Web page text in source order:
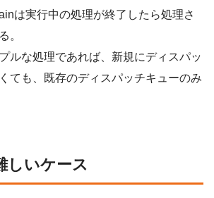
は実行中の処理が終了したら処理さ
。
ルな処理であれば、新規にディスパッ
ても、既存のディスパッチキューのみ
しいケース